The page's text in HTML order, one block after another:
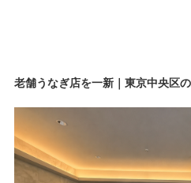
老舗うなぎ店を一新｜東京中央区